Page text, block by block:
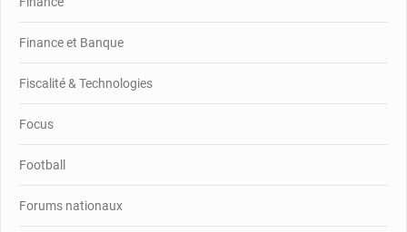
Finance et Banque
Fiscalité & Technologies
Focus
Football
Forums nationaux